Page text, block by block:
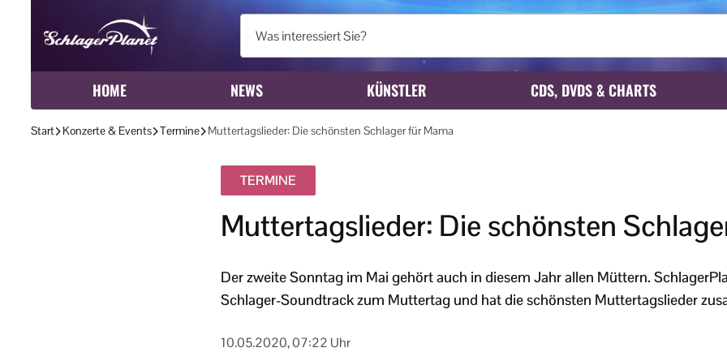
HOME NEWS KÜNSTLER CDS, DVDS & CHARTS
Start Konzerte & Events Termine Muttertagslieder: Die schönsten Schlager für Mama
TERMINE
Muttertagslieder: Die schönsten
Der zweite Sonntag im Mai gehört auch in diesem Jahr allen Müttern.
Schlager-Soundtrack zum Muttertag und hat die schönsten Muttertagslieder
10.05.2020, 07:22 Uhr